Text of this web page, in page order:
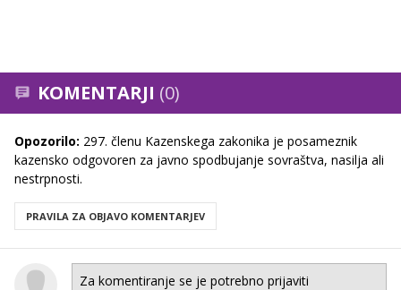
KOMENTARJI (0)
Opozorilo: 297. členu Kazenskega zakonika je posameznik
kazensko odgovoren za javno spodbujanje sovraštva, nasilja ali
nestrpnosti.
PRAVILA ZA OBJAVO KOMENTARJEV